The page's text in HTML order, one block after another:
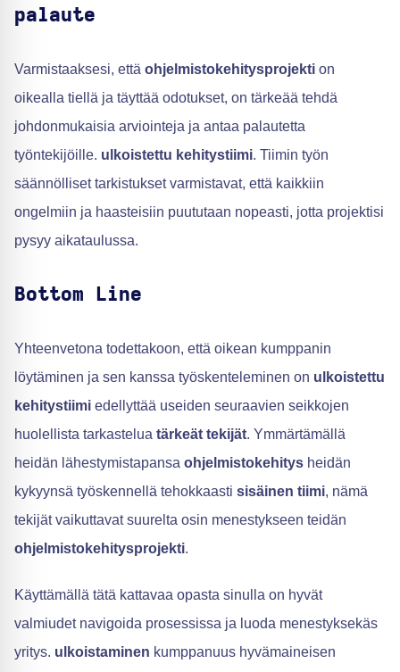
palaute
Varmistaaksesi, että ohjelmistokehitysprojekti on
oikealla tiellä ja täyttää odotukset, on tärkeää tehdä
johdonmukaisia arviointeja ja antaa palautetta
työntekijöille. ulkoistettu kehitystiimi. Tiimin työn
säännölliset tarkistukset varmistavat, että kaikkiin
ongelmiin ja haasteisiin puututaan nopeasti, jotta projektisi
pysyy aikataulussa.
Bottom Line
Yhteenvetona todettakoon, että oikean kumppanin
löytäminen ja sen kanssa työskenteleminen on ulkoistettu
kehitystiimi edellyttää useiden seuraavien seikkojen
huolellista tarkastelua tärkeät tekijät. Ymmärtämällä
heidän lähestymistapansa ohjelmistokehitys heidän
kykyynsä työskennellä tehokkaasti sisäinen tiimi, nämä
tekijät vaikuttavat suurelta osin menestykseen teidän
ohjelmistokehitysprojekti.
Käyttämällä tätä kattavaa opasta sinulla on hyvät
valmiudet navigoida prosessissa ja luoda menestyksekäs
yritys. ulkoistaminen kumppanuus hyvämaineisen